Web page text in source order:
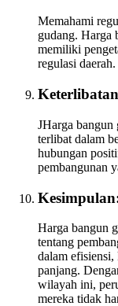
Memahami
gudang. Harga
memiliki
regulasi daerah.
JHarga
terlibat dalam
hubungan
pembangunan
Harga bangun
tentang
dalam efisiensi,
panjang.
wilayah ini,
mereka tidak